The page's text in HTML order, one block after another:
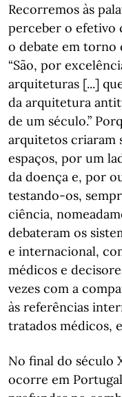
Recorremos às
perceber o efetivo
o debate em torno
“São, por
arquiteturas [...]
da arquitetura
de um século.”
arquitetos criaram
espaços, por um
da doença e, por
testando-os,
ciência,
debateram os
e internacional,
médicos e
vezes com a
às referências
tratados médicos,
No final do século
ocorre em